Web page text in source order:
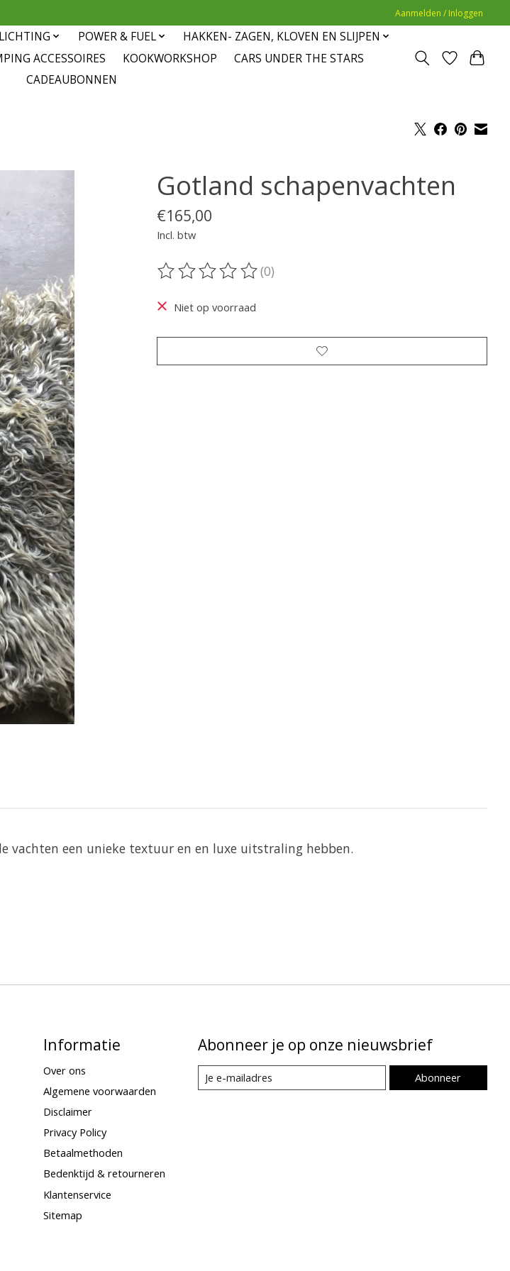
Aanmelden / Inloggen
POWER & FUEL
HAKKEN- ZAGEN, KLOVEN EN SLIJPEN
ACCESSOIRES KOOKWORKSHOP
CARS UNDER THE STARS
CADEAUBONNEN
Gotland schapenvachten
€165,00
Incl. btw
De beoordeling van dit product is
(0)
Niet op voorraad
vachten een unieke textuur en en luxe uitstraling hebben.
Informatie
Over ons
Algemene voorwaarden
Disclaimer
Privacy Policy
Betaalmethoden
Bedenktijd & retourneren
Klantenservice
Sitemap
Abonneer je op onze nieuwsbrief
Abonneer